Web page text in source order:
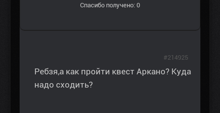
Спасибо получено: 0
Ребзя,а как пройти квест Аркано? Куда
надо сходить?
#214925